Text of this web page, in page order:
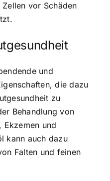
vor Schäden
und
die dazu
zu
Behandlung von
Ekzemen und
kann auch dazu
Falten und feinen